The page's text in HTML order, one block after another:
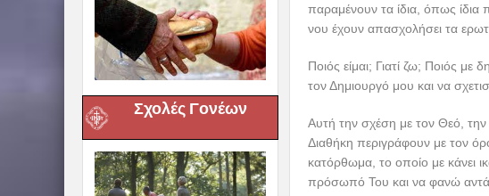
Σχολές Γονέων
παραμένουν τα ίδια, όπως ίδια
νου έχουν απασχολήσει τα
Ποιός είμαι; Γιατί ζω; Ποιός
τον Δημιουργό μου και να
Αυτή την σχέση με τον Θεό,
Διαθήκη περιγράφουν με τον όρο
κατόρθωμα, το οποίο με κάνει
πρόσωπό Του και να φανώ